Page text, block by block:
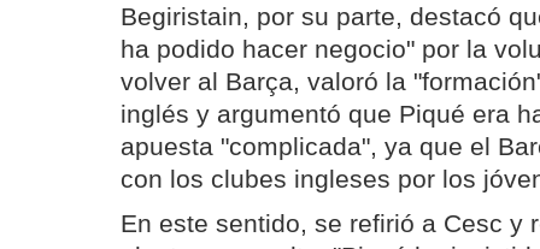
Begiristain, por su parte, destacó
ha podido hacer negocio" por la
volver al Barça, valoró la
inglés y argumentó que Piqué era
apuesta "complicada", ya que el
con los clubes ingleses por los
En este sentido, se refirió a Cesc y